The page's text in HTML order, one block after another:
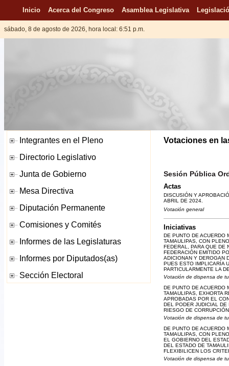
Inicio Acerca del Congreso Asamblea Legislativa
sábado, 8 de agosto de 2026, hora local: 6:51 p.m.
Votaciones en
Sesión Pública
Actas
DISCUSIÓN Y
ABRIL DE 2024.
Votación general
Iniciativas
DE PUNTO DE ACUERDO
TAMAULIPAS, CON
FEDERAL, PARA QUE DE
FEDERACIÓN EMITIDO
ADICIONAN Y DEROGAN
PUES ESTO IMPLICARÍA
PARTICULARMENTE LA
Votación de dispensa de
DE PUNTO DE ACUERDO
TAMAULIPAS, EXHORTA
APROBADAS POR EL
DEL PODER JUDICIAL
RIESGO DE
Votación de dispensa de
DE PUNTO DE ACUERDO
TAMAULIPAS, CON
EL GOBIERNO DEL
DEL ESTADO DE
FLEXIBILICEN LOS
Votación de dispensa de